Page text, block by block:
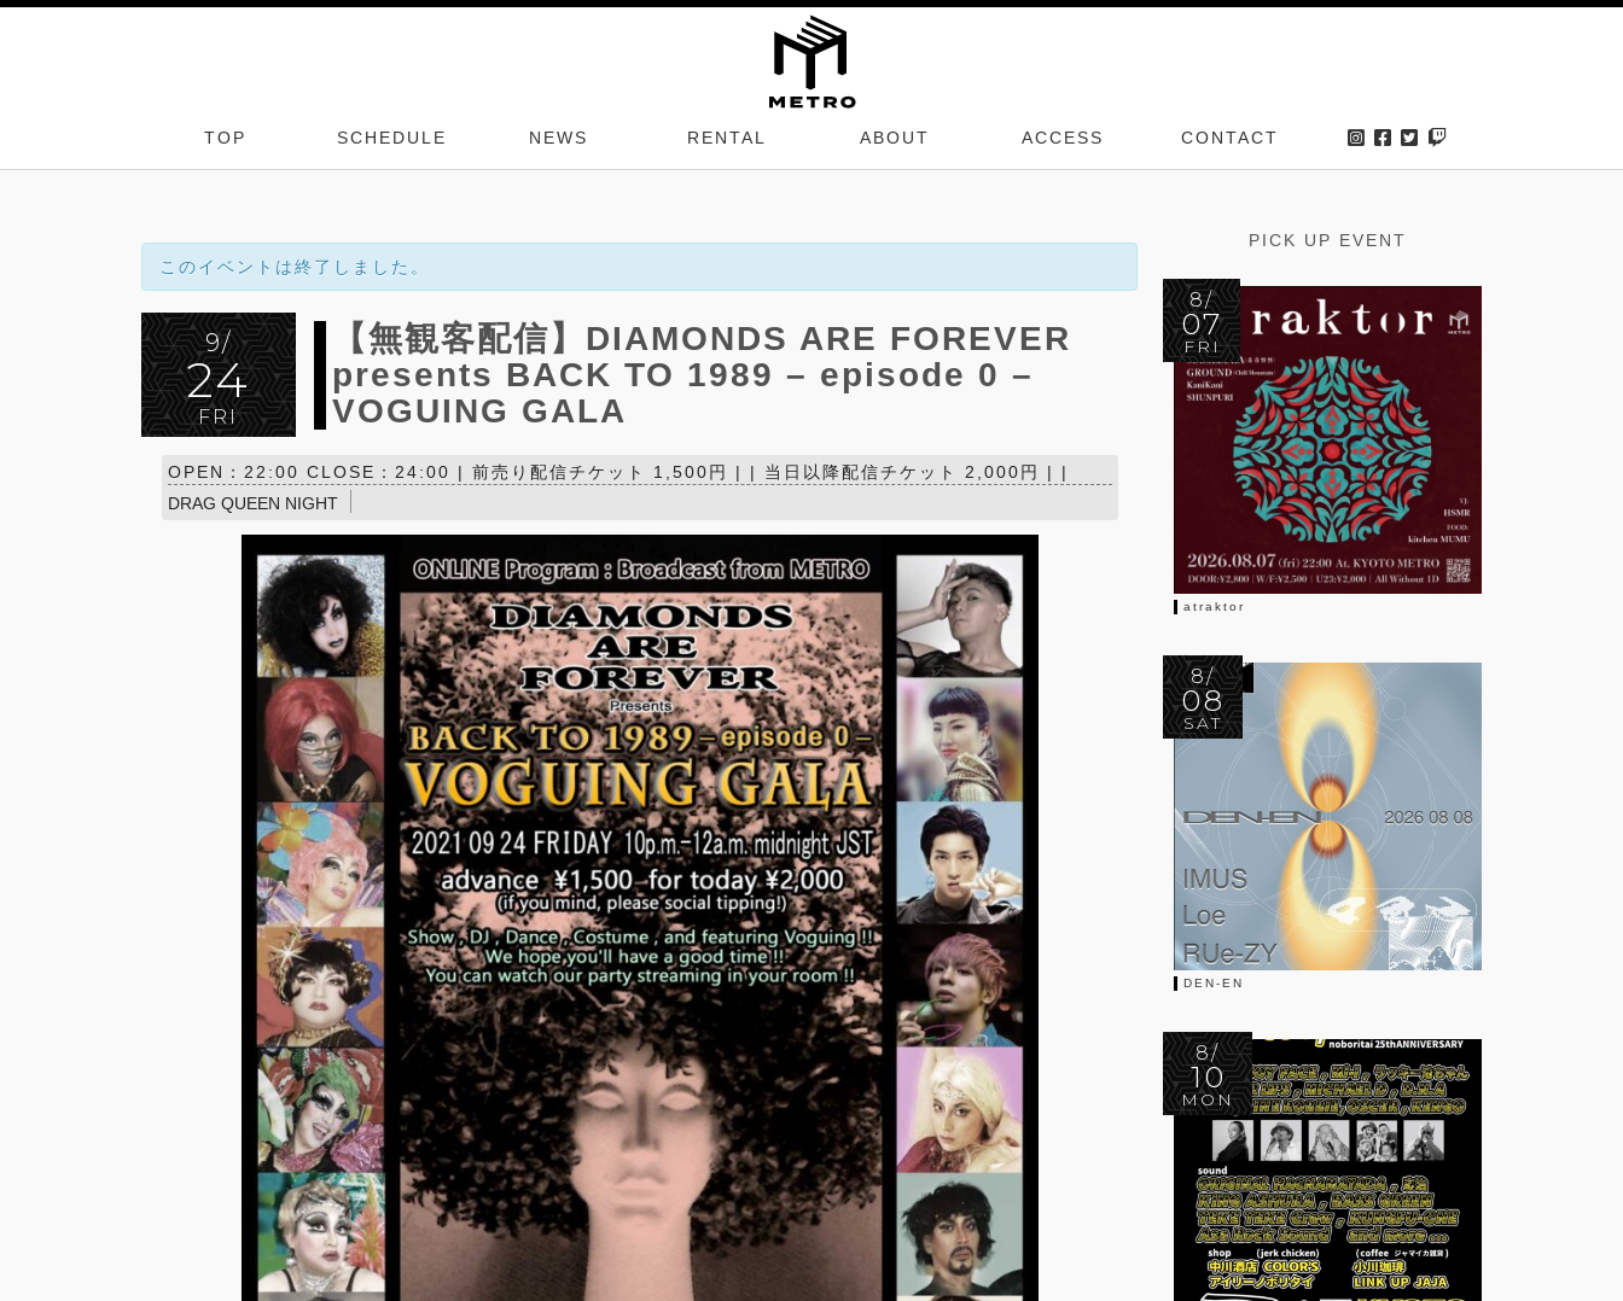
TOP SCHEDULE NEWS RENTAL ABOUT ACCESS CONTACT
このイベントは終了しました。
9/
24
FRI
【無観客配信】DIAMONDS ARE FOREVER
presents BACK TO 1989 – episode 0 –
VOGUING GALA
OPEN：22:00 CLOSE：24:00 | 前売り配信チケット 1,500円 | | 当日以降配信チケット 2,000円 | |
DRAG QUEEN NIGHT
PICK UP EVENT
8/
07
FRI
atraktor
8/
08
SAT
DEN-EN
8/
10
MON